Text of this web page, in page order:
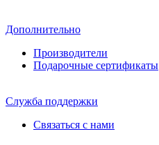
Дополнительно
Производители
Подарочные сертификаты
Служба поддержки
Связаться с нами